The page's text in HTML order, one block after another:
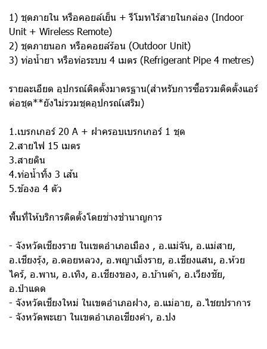
1) ชุดภายใน หรือคอยล์เย็น + รีโมทไร้สายในกล่อง (Indoor
Unit + Wireless Remote)
2) ชุดภายนอก หรือคอยล์ร้อน (Outdoor Unit)
3) ท่อน้ำยา หรือท่อระบบ 4 เมตร (Refrigerant Pipe 4 metres)
รายละเอียด อุปกรณ์ติดตั้งมาตรฐาน(สำหรับการซื้อรวมติดตั้งแอร์
ต่อชุด**ยังไม่รวมชุดอุปกรณ์เสริม)
1.เบรกเกอร์ 20 A + ฝาครอบเบรกเกอร์ 1 ชุด
2.สายไฟ 15 เมตร
3.สายดิน
4.ท่อน้ำทิ้ง 3 เส้น
5.ข้องอ 4 ตัว
พื้นที่ให้บริการติดตั้งโดยช่างชำนาญการ
- จังหวัดเชียงราย ในเขตอำเภอเมือง , อ.แม่จัน, อ.แม่สาย,
อ.เชียงรุ้ง, อ.ดอยหลวง, อ.พญาเม็งราย, อ.เชียงแสน, อ.ห้วย
ไคร้, อ.พาน, อ.เทิง, อ.เชียงของ, อ.บ้านต้า, อ.เวียงชัย,
อ.ป่าแดด
- จังหวัดเชียงใหม่ ในเขตอำเภอฝาง, อ.แม่อาย, อ.ไชยปราการ
- จังหวัดพะเยา ในเขตอำเภอเชียงคำ, อ.ปง